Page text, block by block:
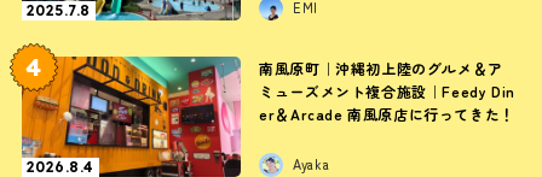
2025.7.8 EMI
4
2026.8.4
南風原町｜沖縄初上陸のグルメ＆ア
ミューズメント複合施設｜Feedy Din
er＆Arcade 南風原店に行ってきた！
Ayaka